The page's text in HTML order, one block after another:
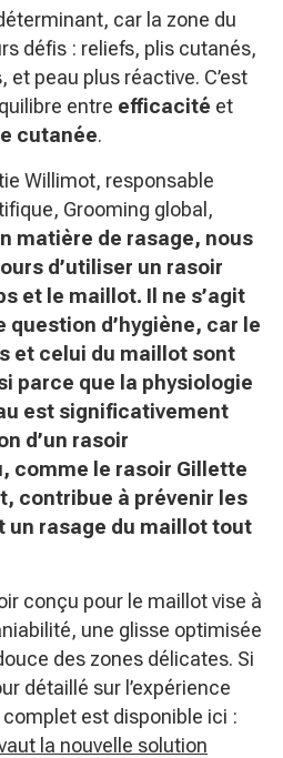
car la zone du
défis : reliefs, plis cutanés,
et peau plus réactive. C’est
entre efficacité et
cutanée.
Willimot, responsable
Grooming global,
matière de rasage, nous
d’utiliser un rasoir
et le maillot. Il ne s’agit
question d’hygiène, car le
et celui du maillot sont
parce que la physiologie
est significativement
d’un rasoir
comme le rasoir Gillette
contribue à prévenir les
rasage du maillot tout
conçu pour le maillot vise à
une glisse optimisée
des zones délicates. Si
détaillé sur l’expérience
est disponible ici :
la nouvelle solution